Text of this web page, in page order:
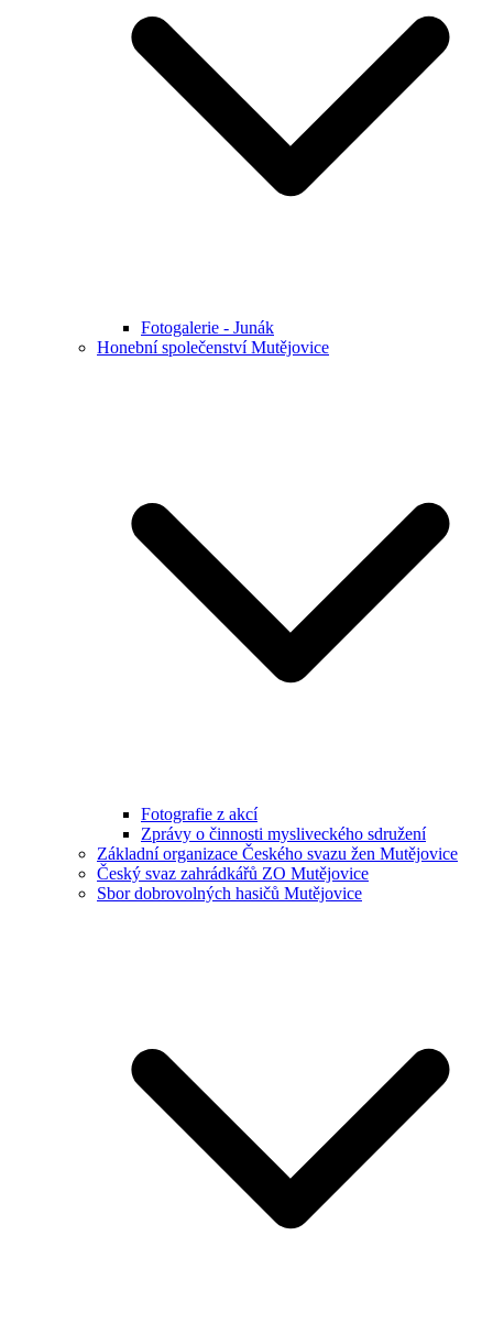
Fotogalerie - Junák
Honební společenství Mutějovice
Fotografie z akcí
Zprávy o činnosti mysliveckého sdružení
Základní organizace Českého svazu žen Mutějovice
Český svaz zahrádkářů ZO Mutějovice
Sbor dobrovolných hasičů Mutějovice